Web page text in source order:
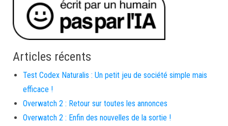
Articles récents
Test Codex Naturalis : Un petit jeu de société simple mais
efficace !
Overwatch 2 : Retour sur toutes les annonces
Overwatch 2 : Enfin des nouvelles de la sortie !